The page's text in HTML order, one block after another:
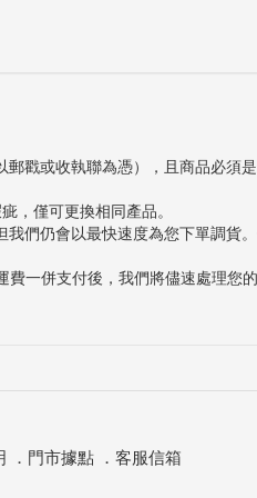
戳或收執聯為憑），且商品必須
，僅可更換相同產品。
們仍會以最快速度為您下單調貨
一併支付後，我們將儘速處理您的
． 門市據點． 客服信箱